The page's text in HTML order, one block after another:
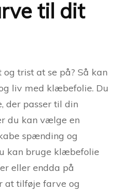
til dit
trist at se på? Så kan
liv med klæbefolie. Du
der passer til din
du kan vælge en
spænding og
kan bruge klæbefolie
eller endda på
at tilføje farve og